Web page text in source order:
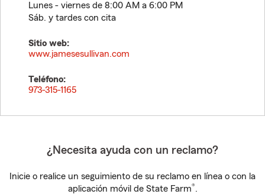
Lunes - viernes de 8:00 AM a 6:00 PM
Sáb. y tardes con cita
Sitio web:
www.jamesesullivan.com
Teléfono:
973-315-1165
¿Necesita ayuda con un reclamo?
Inicie o realice un seguimiento de su reclamo en línea o con la
aplicación móvil de State Farm®.